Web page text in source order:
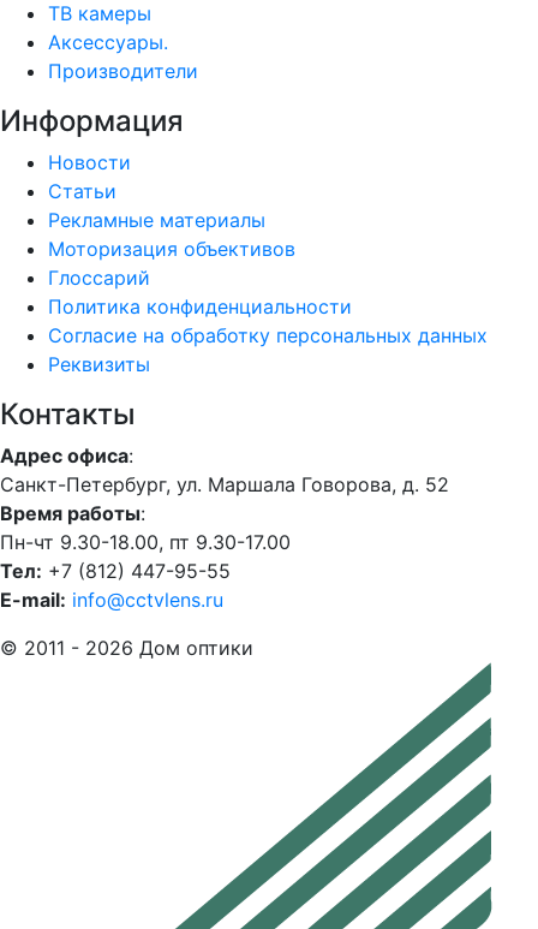
ТВ камеры
Аксессуары.
Производители
Информация
Новости
Статьи
Рекламные материалы
Моторизация объективов
Глоссарий
Политика конфиденциальности
Согласие на обработку персональных данных
Реквизиты
Контакты
Адрес офиса:
Санкт-Петербург, ул. Маршала Говорова, д. 52
Время работы:
Пн-чт 9.30-18.00, пт 9.30-17.00
Тел: +7 (812) 447-95-55
E-mail: info@cctvlens.ru
© 2011 - 2026 Дом оптики